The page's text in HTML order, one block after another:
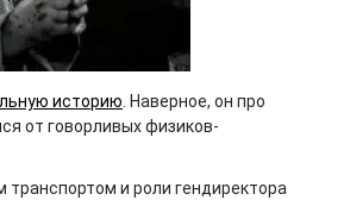
историю . Наверное, он про
от говорливых физиков-
транспортом и роли гендиректора